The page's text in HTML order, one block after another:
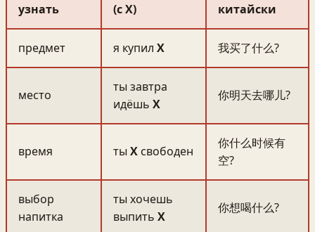
узнать
(с Х)
китайски
предмет я купил Х 我买了什么?
место
ты завтра
идёшь Х
你明天去哪儿?
время ты Х свободен
你什么时候有
空?
выбор
напитка
ты хочешь
выпить Х
你想喝什么?